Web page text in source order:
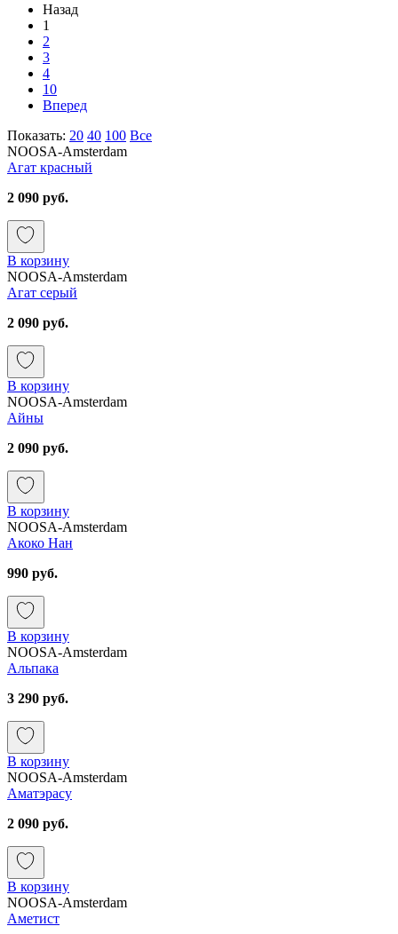
Назад
1
2
3
4
10
Вперед
Показать: 20 40 100 Все
NOOSA-Amsterdam
Агат красный
2 090 руб.
В корзину
NOOSA-Amsterdam
Агат серый
2 090 руб.
В корзину
NOOSA-Amsterdam
Айны
2 090 руб.
В корзину
NOOSA-Amsterdam
Акоко Нан
990 руб.
В корзину
NOOSA-Amsterdam
Альпака
3 290 руб.
В корзину
NOOSA-Amsterdam
Аматэрасу
2 090 руб.
В корзину
NOOSA-Amsterdam
Аметист